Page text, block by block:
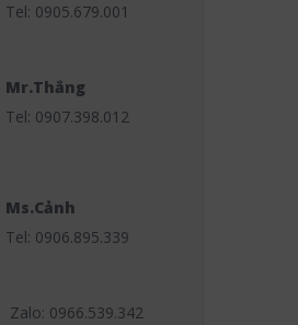
Tel: 0905.679.001
Mr.Thắng
Tel: 0907.398.012
Ms.Cảnh
Tel: 0906.895.339
Zalo: 0966.539.342